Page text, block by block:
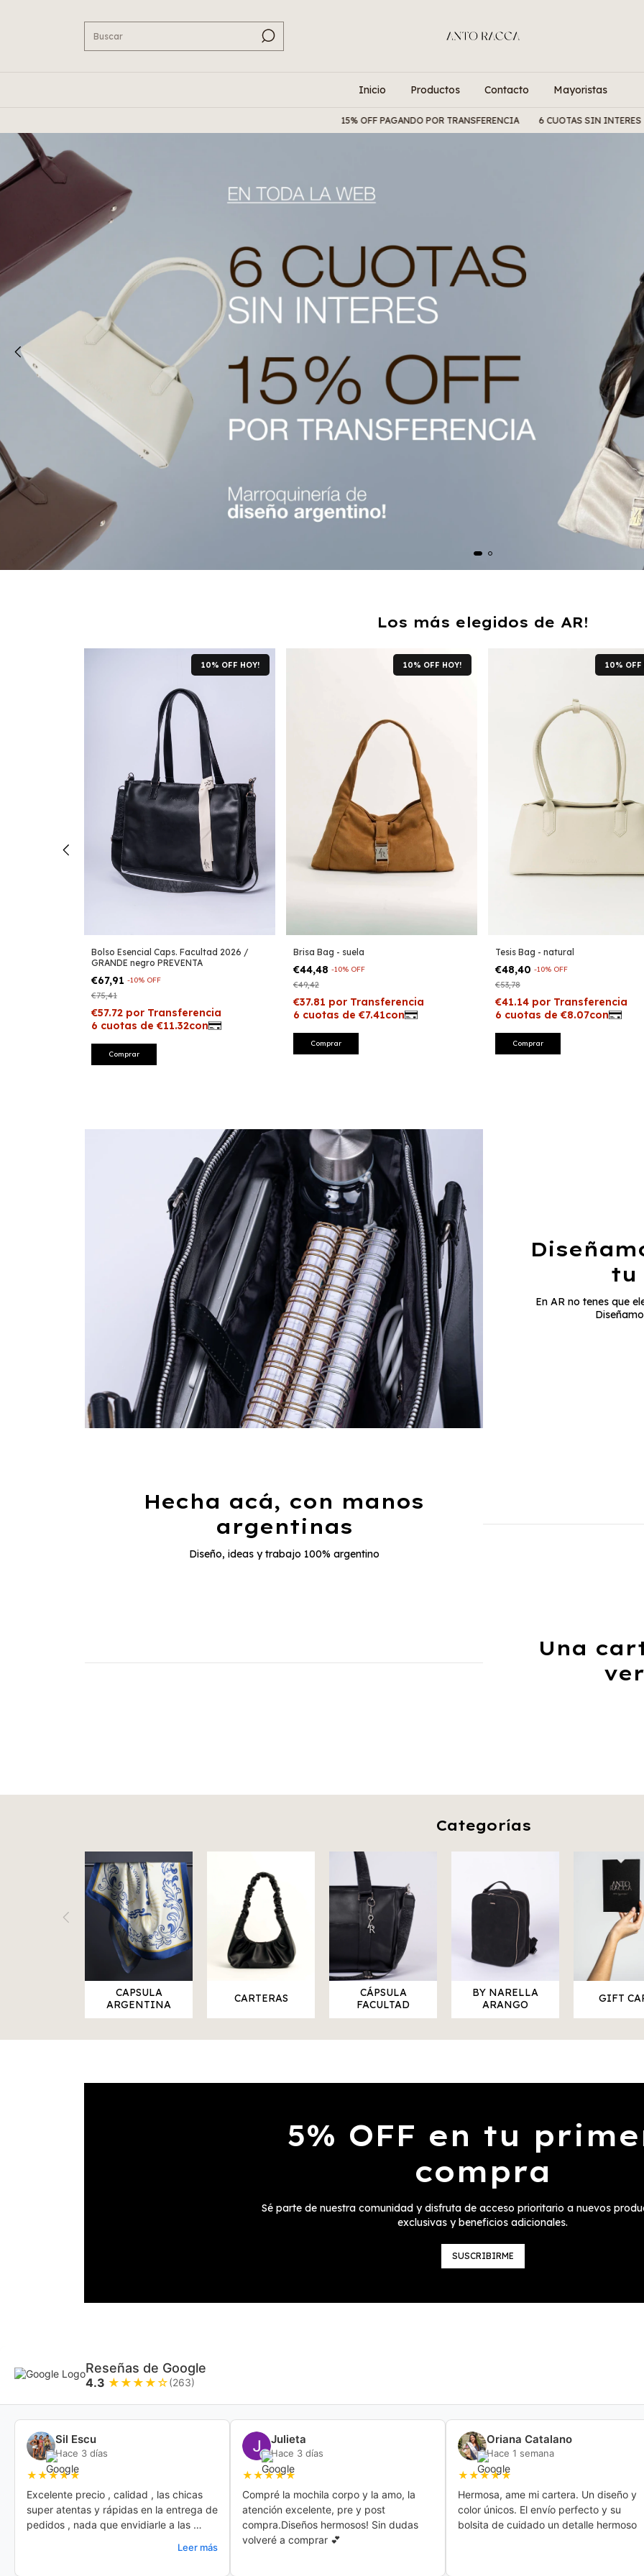
Inicio Productos Contacto Mayoristas
15% OFF PAGANDO POR TRANSFERENCIA 6 CUOTAS SIN INTERES ENVIOS A
Los más elegidos de AR!
10% OFF HOY!
Bolso Esencial Caps. Facultad 2026 /
GRANDE negro PREVENTA
€67,91 -10% OFF
€75,41
10% OFF HOY!
Brisa Bag - suela
€44,48 -10% OFF
€49,42
10% OFF
Tesis Bag - natural
€48,40 -10% OFF
€53,78
tu
En AR no tenes que
Hecha acá, con manos
argentinas
Diseño, ideas y trabajo 100% argentino
Una
Categorías
CAPSULA
ARGENTINA
CARTERAS
CÁPSULA
FACULTAD
BY NARELLA
ARANGO
GIFT
5% OFF en tu
compra
Sé parte de nuestra comunidad y disfruta de acceso prioritario a nuevos
exclusivas y beneficios adicionales.
SUSCRIBIRME
Reseñas de Google
4.3 ★★★★☆(263)
Sil Escu
Hace 3 días
★★★★★
Excelente precio , calidad , las chicas
super atentas y rápidas en la entrega de
pedidos , nada que envidiarle a las
que sus productos son hermosos ,
Leer más
Julieta
Hace 3 días
★★★★★
Compré la mochila corpo y la amo, la
atención excelente, pre y post
compra.Diseños hermosos! Sin dudas
volveré a comprar 💕
Oriana Catalano
Hace 1 semana
★★★★★
Hermosa, ame mi cartera. Un diseño y
color únicos. El envío perfecto y su
bolsita de cuidado un detalle hermoso